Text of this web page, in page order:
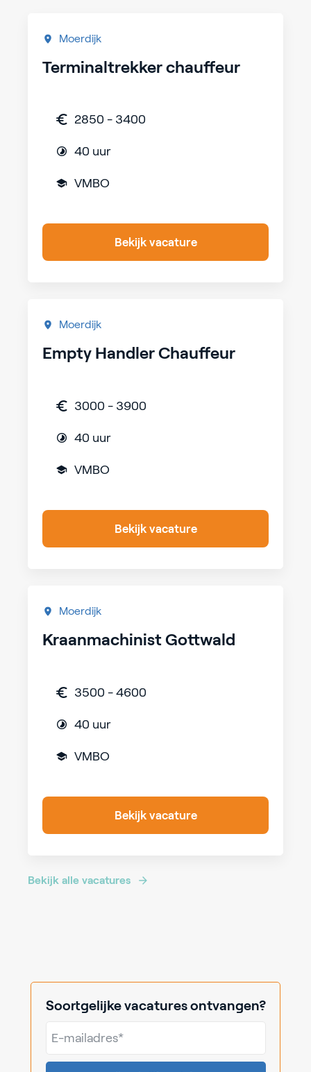
Moerdijk
Terminaltrekker chauffeur
2850 - 3400
40 uur
VMBO
Bekijk vacature
Moerdijk
Empty Handler Chauffeur
3000 - 3900
40 uur
VMBO
Bekijk vacature
Moerdijk
Kraanmachinist Gottwald
3500 - 4600
40 uur
VMBO
Bekijk vacature
Bekijk alle vacatures
Soortgelijke vacatures ontvangen?
E-
mailadres*